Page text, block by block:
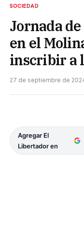
SOCIEDAD
Jornada
en el
inscribir a
27 de septiembre de
Agregar El
Libertador en